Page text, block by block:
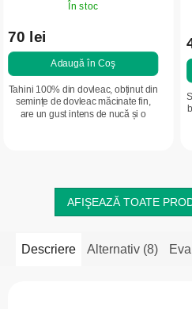
În stoc
70 lei
Adaugă în Coş
Tahini 100% din dovleac, obținut din
semințe de dovleac măcinate fin,
are un gust intens de nucă și o
AFIŞEAZĂ TOATE
Descriere Alternativ (8)